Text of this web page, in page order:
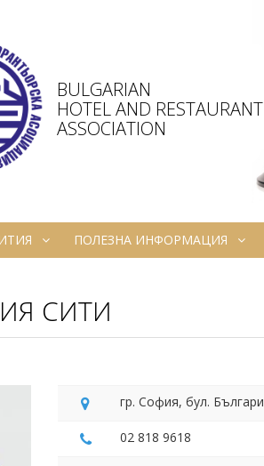
BULGARIAN
HOTEL AND RESTAURANT
ASSOCIATION
ПОЛЕЗНА ИНФОРМАЦИЯ
СИТИ
гр. София, бул.
02 818 9618